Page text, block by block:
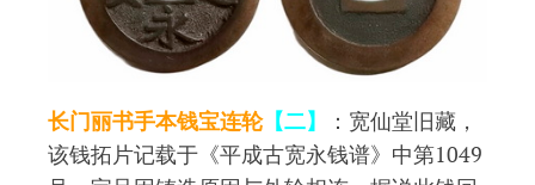
长门丽书手本钱宝连轮【二】
：宽仙堂旧藏，
该钱拓片记载于《平成古宽永钱谱》中第1049